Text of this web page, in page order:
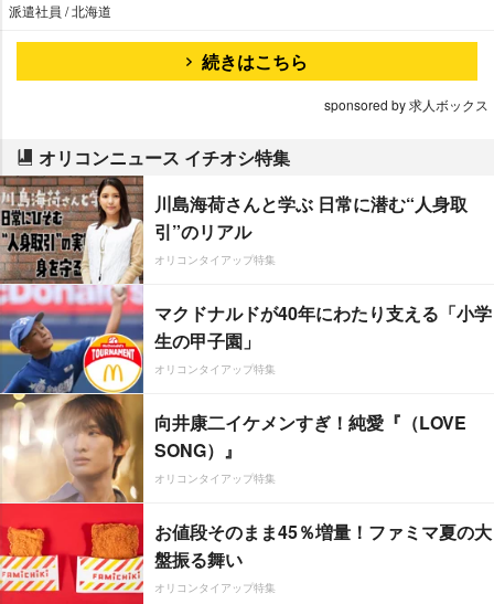
派遣社員 / 北海道
続きはこちら
sponsored by 求人ボックス
オリコンニュース イチオシ特集
川島海荷さんと学ぶ 日常に潜む“人身取
引”のリアル
オリコンタイアップ特集
マクドナルドが40年にわたり支える「小学
生の甲子園」
オリコンタイアップ特集
向井康二イケメンすぎ！純愛『（LOVE
SONG）』
オリコンタイアップ特集
お値段そのまま45％増量！ファミマ夏の大
盤振る舞い
オリコンタイアップ特集